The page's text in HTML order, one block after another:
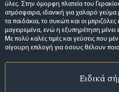
ύλες. Στην όμορφη πλατεία του
ατμόσφαιρα, ιδανική για χαλαρό γεύμα
τα παϊδάκια, το συκώτι και οι
μαγειρεμένα, ενώ η εξυπηρέτηση μένει
Με πολύ καλές τιμές και γεύσεις που
σίγουρη επιλογή για όσους θέλουν
Ειδικά